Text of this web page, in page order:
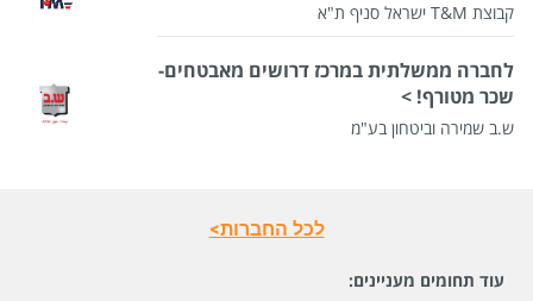
קבוצת T&M ישראל סניף ת"א
לחברה ממשלתית במרכז דרושים מאבטחים-
שכר מטורף! >
ש.ב שמירה וביטחון בע"מ
לכל החברות>
עוד תחומים מעניינים: